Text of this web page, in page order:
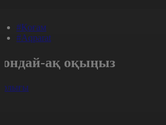
#Қоғам
#Aqparat
ақ оқыңыз